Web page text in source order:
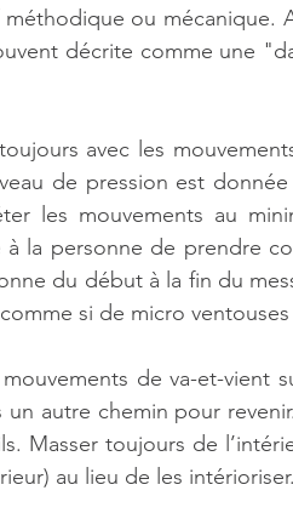
ou mécanique.
décrite comme une
avec les
de pression est
les mouvements au
la personne de prendre
du début à la fin du
si de micro
de va-et-vient
autre chemin pour
Masser toujours de
au lieu de les intérioriser.